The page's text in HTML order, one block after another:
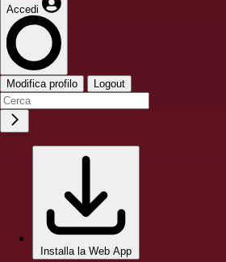
Accedi
Modifica profilo Logout
Installa la Web App